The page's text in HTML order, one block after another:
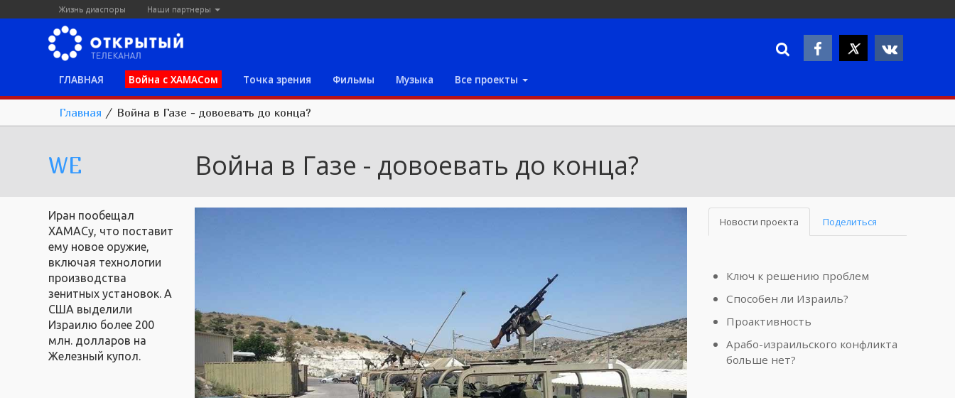
Жизнь диаспоры Наши партнеры
ГЛАВНАЯ Война с ХАМАСом Точка зрения Фильмы Музыка Все проекты
Главная / Война в Газе - довоевать до конца?
WE Война в Газе - довоевать до конца?
Иран пообещал
ХАМАСу, что поставит
ему новое оружие,
включая технологии
производства
зенитных установок. А
США выделили
Израилю более 200
млн. долларов на
Железный купол.
Новости проекта Поделиться
Ключ к решению проблем
Способен ли Израиль?
Проактивность
Арабо-израильского конфликта
больше нет?